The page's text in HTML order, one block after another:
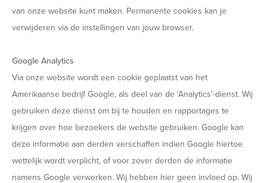
van onze website kunt maken. Permanente cookies kan je
verwijderen via de instellingen van jouw browser.
Google Analytics
Via onze website wordt een cookie geplaatst van het
Amerikaanse bedrijf Google, als deel van de 'Analytics'-dienst. Wij
gebruiken deze dienst om bij te houden en rapportages te
krijgen over hoe bezoekers de website gebruiken. Google kan
deze informatie aan derden verschaffen indien Google hiertoe
wettelijk wordt verplicht, of voor zover derden de informatie
namens Google verwerken. Wij hebben hier geen invloed op. Wij